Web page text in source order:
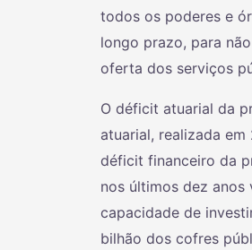
todos os poderes e
longo prazo, para
oferta dos serviços
O déficit atuarial da
atuarial, realizada
déficit financeiro da
nos últimos dez
capacidade de
bilhão dos cofres